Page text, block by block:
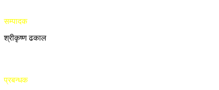
सम्पादक
श्रीकृष्ण ढकाल
प्रबन्धक